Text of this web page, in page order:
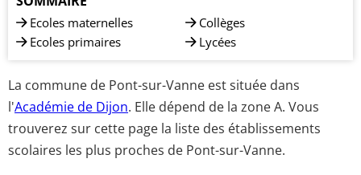
Ecoles maternelles
Ecoles primaires
Collèges
Lycées
La commune de Pont-sur-Vanne est située dans
l'Académie de Dijon. Elle dépend de la zone A. Vous
trouverez sur cette page la liste des établissements
scolaires les plus proches de Pont-sur-Vanne.